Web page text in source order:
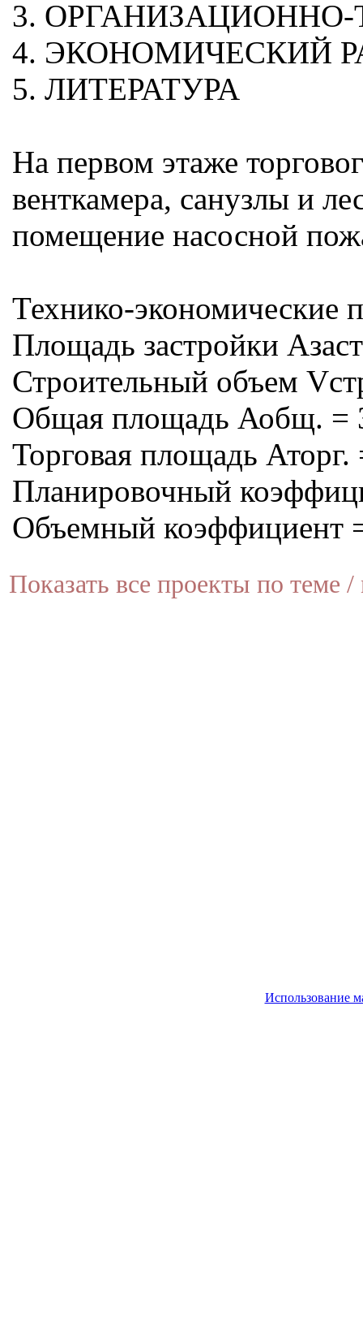
3.
4. ЭКОНОМИЧЕСКИЙ
5. ЛИТЕРАТУРА
На первом этаже
венткамера, санузлы и
помещение насосной
Технико-экономические
Площадь застройки
Строительный объем
Общая площадь Аобщ. =
Торговая площадь
Планировочный
Объемный коэффициент
Показать все проекты по теме /
Использование